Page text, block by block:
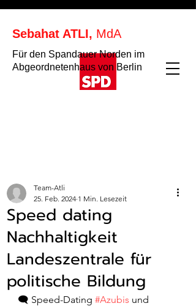
Sebahat ATLI, MdA
Für den Spandauer Norden im
Abgeordnetenhaus von Berlin
Speed dating
Nachhaltigkeit
Landeszentrale für
politische Bildung
Team-Atli
25. Feb. 2024 1 Min. Lesezeit
🗨 Speed-Dating #Azubis und